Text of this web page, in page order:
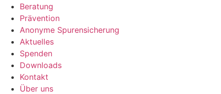
Beratung
Prävention
Anonyme Spurensicherung
Aktuelles
Spenden
Downloads
Kontakt
Über uns